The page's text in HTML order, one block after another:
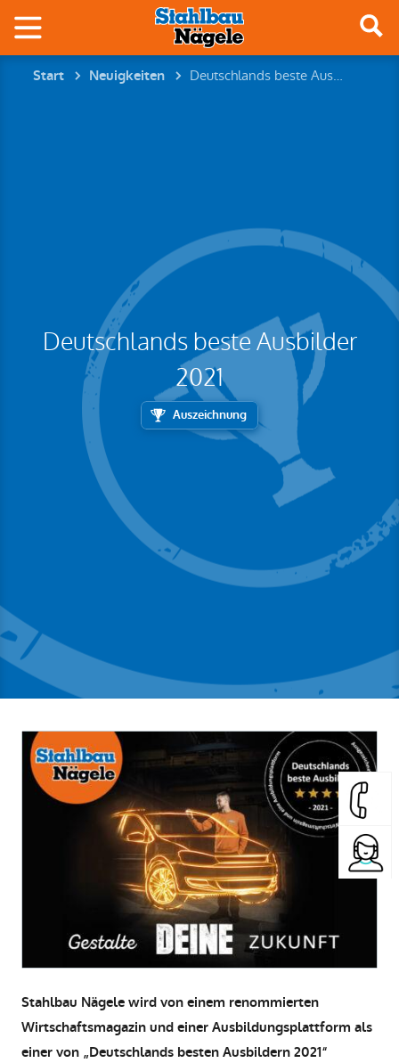
Start Neuigkeiten Deutschlands beste Ausbilder 2021
Deutschlands beste Ausbilder
2021
Auszeichnung
Stahlbau Nägele wird von einem renommierten
Wirtschaftsmagazin und einer Ausbildungsplattform als
einer von „Deutschlands besten Ausbildern 2021“